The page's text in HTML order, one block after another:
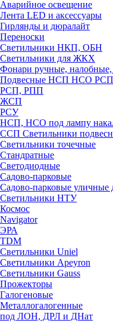
Аварийное освещение
Лента LED и аксессуары
Гирлянды и дюралайт
Переноски
Светильники НКП, ОБН
Светильники для ЖКХ
Фонари ручные,
Подвесные НСП НСО
РСП, РПП
ЖСП
РСУ
НСП, НСО под лампу
ССП Светильники
Светильники точечные
Стандратные
Светодиодные
Садово-парковые
Садово-парковые
Светильники НТУ
Космос
Navigator
ЭРА
TDM
Светильники Uniel
Светильники Apeyron
Светильники Gauss
Прожекторы
Галогеновые
Металлогалогенные
под ЛОН, ДРЛ и ДНат